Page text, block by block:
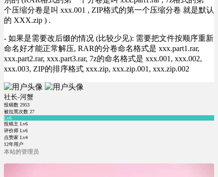
个压缩分卷是叫 xxx.001 , ZIP格式的第一个压缩分卷 就是默认
的 XXX.zip ) .
- 如果是需要改后缀的情况 (比较少见): 需要把文件按顺序重新
命名好才能正常解压, RAR的分卷命名格式是 xxx.part1.rar,
xxx.part2.rar, xxx.part3.rar, 7z的命名格式是 xxx.001, xxx.002,
xxx.003, ZIP的排序格式 xxx.zip, xxx.zip.001, xxx.zip.002
社长-河蟹
投稿数 2953
被拉黑次数 27
Lv6
投稿主 Lv6
评价师 Lv6
点赞家 Lv4
12年用户
本站的管理员